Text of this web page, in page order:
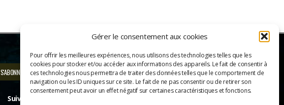
Gérer le consentement aux cookies
Pour offrir les meilleures expériences, nous utilisons des technologies telles que les
cookies pour stocker et/ou accéder aux informations des appareils. Le fait de consentir à
ces technologies nous permettra de traiter des données telles que le comportement de
navigation ou les ID uniques sur ce site. Le fait de ne pas consentir ou de retirer son
consentement peut avoir un effet négatif sur certaines caractéristiques et fonctions.
S'ABONNER À LA NEWSLETTER
Suivez-nous